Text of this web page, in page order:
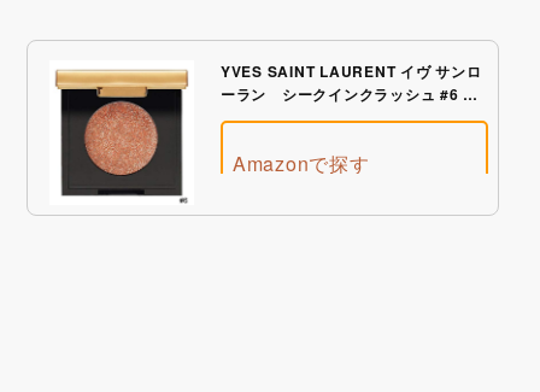
YVES SAINT LAURENT イヴ サンロ
ーラン シークインクラッシュ #6 コ
ンフィデント ヌード
Amazonで探す